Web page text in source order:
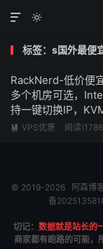


标签：s国外最便
RackNerd-低价便
多个机房可选，
持一键切换IP，
存1Gbps带宽低至
 VPS优惠 阅读
© 2019-2026 阿森博
备
切记： 数据就是站长的
商家都有跑路的可能，